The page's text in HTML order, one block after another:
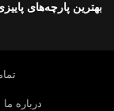
بهترین پارچه‌های پاییزی ۲۰۲۶؛ انتخابی شیک و
درباره ما